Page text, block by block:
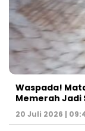
Waspada!
Memerah Jadi
20 Juli 2026 |